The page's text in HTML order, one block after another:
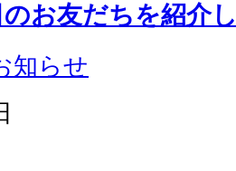
お友だちを紹介
知らせ